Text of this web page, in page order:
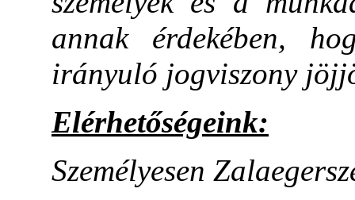
annak érdekében,
irányuló jogviszony
Elérhetőségeink:
Személyesen